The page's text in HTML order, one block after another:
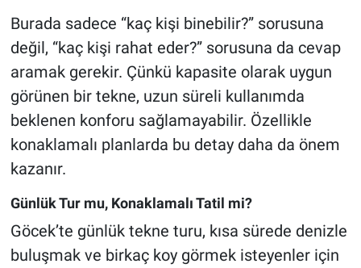
Burada sadece “kaç kişi binebilir?” sorusuna
değil, “kaç kişi rahat eder?” sorusuna da cevap
aramak gerekir. Çünkü kapasite olarak uygun
görünen bir tekne, uzun süreli kullanımda
beklenen konforu sağlamayabilir. Özellikle
konaklamalı planlarda bu detay daha da önem
kazanır.
Günlük Tur mu, Konaklamalı Tatil mi?
Göcek’te günlük tekne turu, kısa sürede denizle
buluşmak ve birkaç koy görmek isteyenler için